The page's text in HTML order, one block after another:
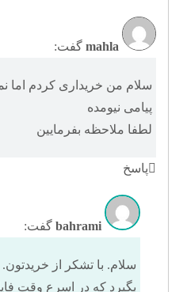
mahla گفت:
سلام من خریداری کردم اما
پیامی نیومده
لطفا ملاحظه بفرمایین
پاسخ
bahrami گفت:
سلام. با تشکر از خریدتون.
بگیرد که در اسرع وقت